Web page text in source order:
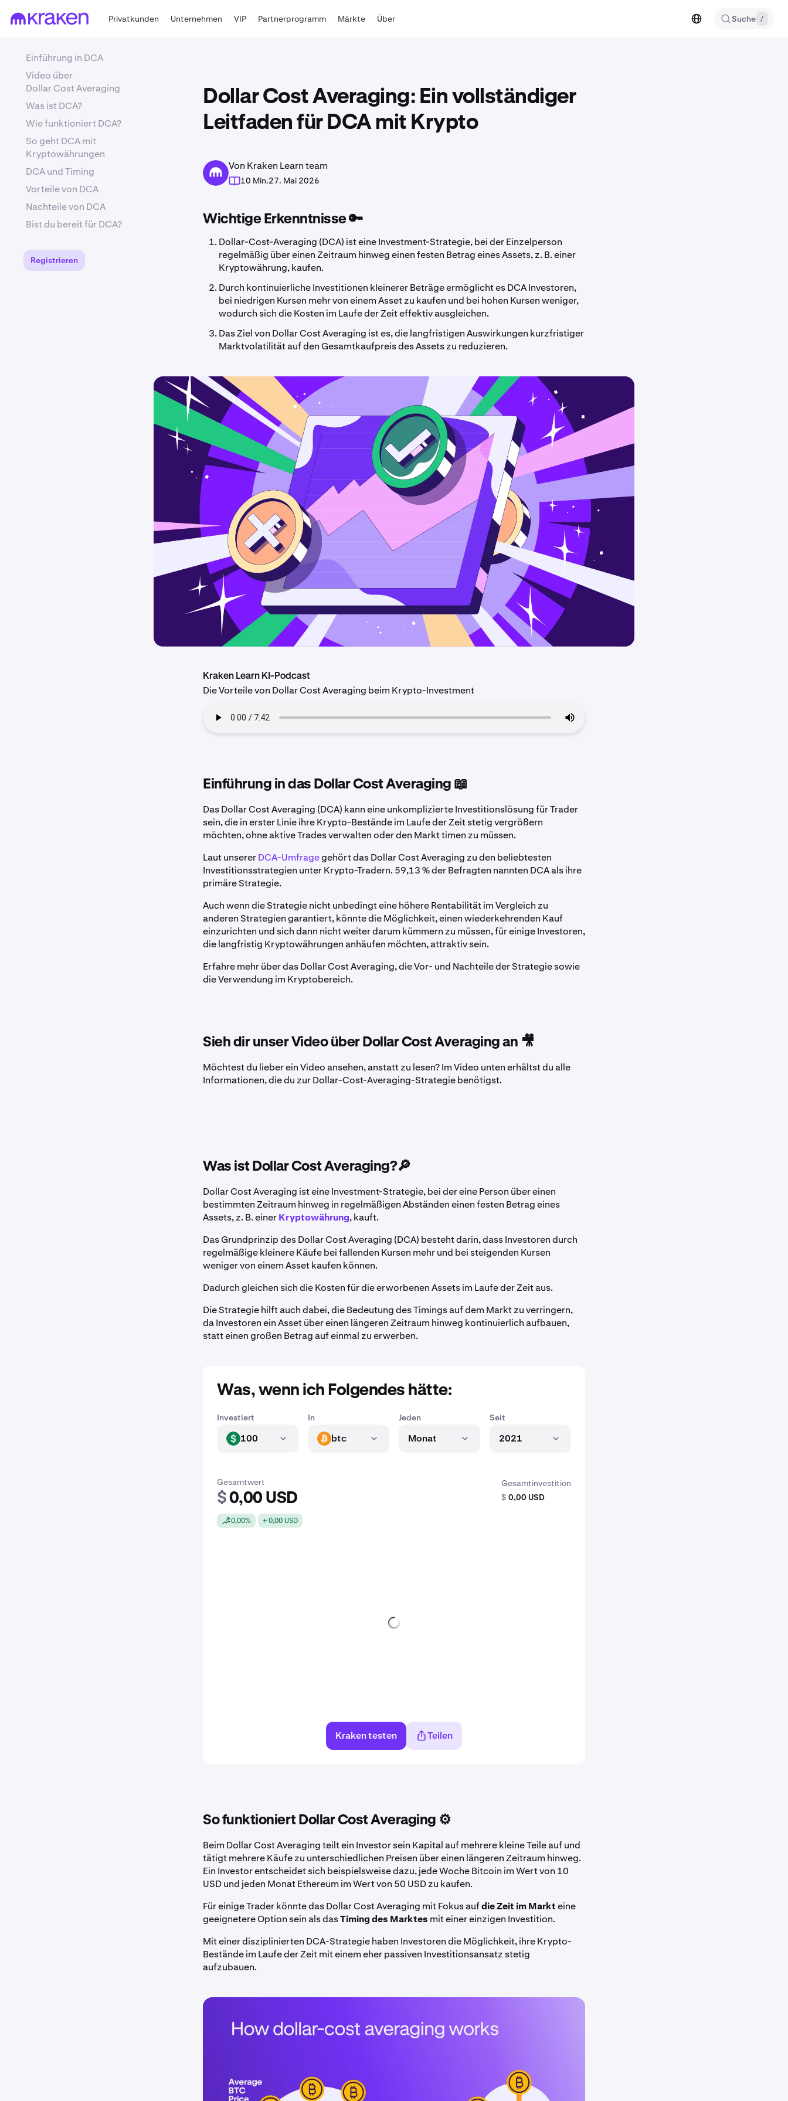
Privatkunden Unternehmen VIP Partnerprogramm Märkte Über Suche /
Dollar Cost Averaging: Ein vollständiger
Leitfaden für DCA mit Krypto
Von Kraken Learn team
10 Min.27. Mai 2026
Wichtige Erkenntnisse 🔑
Dollar-Cost-Averaging (DCA) ist eine Investment-Strategie, bei der Einzelperson
regelmäßig über einen Zeitraum hinweg einen festen Betrag eines Assets, z. B. einer
Kryptowährung, kaufen.
Durch kontinuierliche Investitionen kleinerer Beträge ermöglicht es DCA Investoren,
bei niedrigen Kursen mehr von einem Asset zu kaufen und bei hohen Kursen weniger,
wodurch sich die Kosten im Laufe der Zeit effektiv ausgleichen.
Das Ziel von Dollar Cost Averaging ist es, die langfristigen Auswirkungen kurzfristiger
Marktvolatilität auf den Gesamtkaufpreis des Assets zu reduzieren.
Kraken Learn KI-Podcast
Die Vorteile von Dollar Cost Averaging beim Krypto-Investment
Einführung in das Dollar Cost Averaging 📖
Das Dollar Cost Averaging (DCA) kann eine unkomplizierte Investitionslösung für Trader
sein, die in erster Linie ihre Krypto-Bestände im Laufe der Zeit stetig vergrößern
möchten, ohne aktive Trades verwalten oder den Markt timen zu müssen.
Laut unsererDCA-Umfragegehört das Dollar Cost Averaging zu den beliebtesten
Investitionsstrategien unter Krypto-Tradern. 59,13 % der Befragten nannten DCA als ihre
primäre Strategie.
Auch wenn die Strategie nicht unbedingt eine höhere Rentabilität im Vergleich zu
anderen Strategien garantiert, könnte die Möglichkeit, einen wiederkehrenden Kauf
einzurichten und sich dann nicht weiter darum kümmern zu müssen, für einige Investoren,
die langfristig Kryptowährungen anhäufen möchten, attraktiv sein.
Erfahre mehr über das Dollar Cost Averaging, die Vor- und Nachteile der Strategie sowie
die Verwendung im Kryptobereich.
Sieh dir unser Video über Dollar Cost Averaging an 🎥
Möchtest du lieber ein Video ansehen, anstatt zu lesen? Im Video unten erhältst du alle
Informationen, die du zur Dollar-Cost-Averaging-Strategie benötigst.
Was ist Dollar Cost Averaging?🔎
Dollar Cost Averaging ist eine Investment-Strategie, bei der eine Person über einen
bestimmten Zeitraum hinweg in regelmäßigen Abständen einen festen Betrag eines
Assets, z. B. einerKryptowährung, kauft.
Das Grundprinzip des Dollar Cost Averaging (DCA) besteht darin, dass Investoren durch
regelmäßige kleinere Käufe bei fallenden Kursen mehr und bei steigenden Kursen
weniger von einem Asset kaufen können.
Dadurch gleichen sich die Kosten für die erworbenen Assets im Laufe der Zeit aus.
Die Strategie hilft auch dabei, die Bedeutung des Timings auf dem Markt zu verringern,
da Investoren ein Asset über einen längeren Zeitraum hinweg kontinuierlich aufbauen,
statt einen großen Betrag auf einmal zu erwerben.
Was, wenn ich Folgendes hätte:
Investiert
USD 100
In
BTC btc
Jeden
Monat
Seit
2021
Gesamtwert
$0,00 USD
0,00% + 0,00 USD
Gesamtinvestition
$ 0,00 USD
Kraken testen Teilen
So funktioniert Dollar Cost Averaging ⚙️
Beim Dollar Cost Averaging teilt ein Investor sein Kapital auf mehrere kleine Teile auf und
tätigt mehrere Käufe zu unterschiedlichen Preisen über einen längeren Zeitraum hinweg.
Ein Investor entscheidet sich beispielsweise dazu, jede Woche Bitcoin im Wert von 10
USD und jeden Monat Ethereum im Wert von 50 USD zu kaufen.
Für einige Trader könnte das Dollar Cost Averaging mit Fokus aufdie Zeit im Markteine
geeignetere Option sein als dasTiming des Marktes mit einer einzigen Investition.
Mit einer disziplinierten DCA-Strategie haben Investoren die Möglichkeit, ihre Krypto-
Bestände im Laufe der Zeit mit einem eher passiven Investitionsansatz stetig
aufzubauen.
Einführung in DCA
Video über
Dollar Cost Averaging
Was ist DCA?
Wie funktioniert DCA?
So geht DCA mit
Kryptowährungen
DCA und Timing
Vorteile von DCA
Nachteile von DCA
Bist du bereit für DCA?
Registrieren